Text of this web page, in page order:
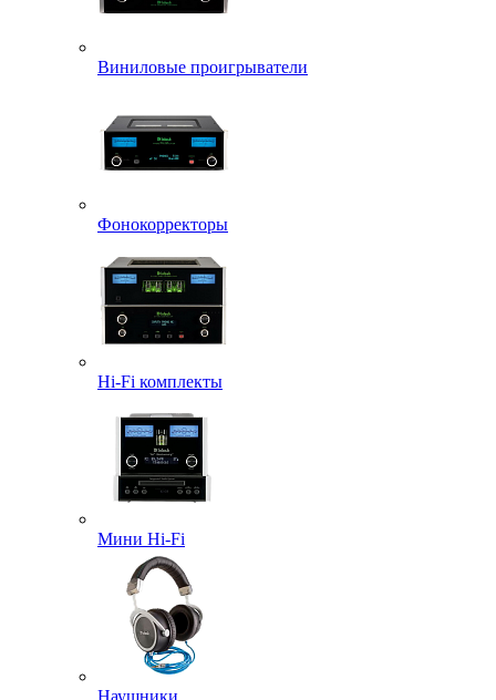
Виниловые проигрыватели
Фонокорректоры
Hi-Fi комплекты
Мини Hi-Fi